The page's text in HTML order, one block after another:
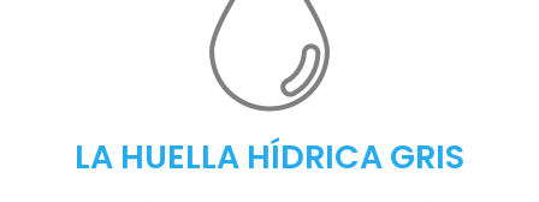
LA HUELLA HÍDRICA GRIS